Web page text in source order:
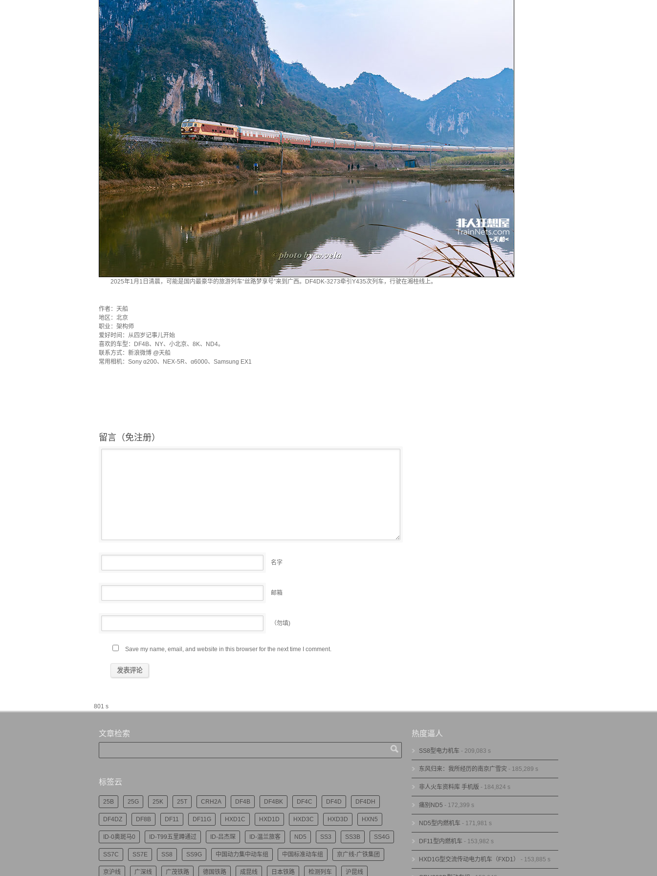
2025年1月1日清晨，可能是国内最豪华的旅游列车“丝路梦享号”来到广西。DF4DK-3273牵引Y435次列车，行驶在湘桂线上。
作者：天船
地区：北京
职业：架构师
爱好时间：从四岁记事儿开始
喜欢的车型：DF4B、NY、小北京、8K、ND4。
联系方式：新浪微博 @天船
常用相机：Sony α200、NEX-5R、α6000、Samsung EX1
留言（免注册）
名字
邮箱
（勿填)
Save my name, email, and website in this browser for the next time I comment.
801 s
文章检索
标签云
25B 25G 25K 25T CRH2A DF4B DF4BK DF4C DF4D DF4DH
DF4DZ DF8B DF11 DF11G HXD1C HXD1D HXD3C HXD3D HXN5
ID-0奥斑马0 ID-T99五里蹲通过 ID-吕杰琛 ID-温兰旅客 ND5 SS3 SS3B SS4G
SS7C SS7E SS8 SS9G 中国动力集中动车组 中国标准动车组 京广线-广铁集团
京沪线 广深线 广茂铁路 德国铁路 成昆线 日本铁路 检测列车 沪昆线
热度逼人
SS8型电力机车 - 209,083 s
东风归来：我所经历的南京广雪灾 - 185,289 s
非人火车资料库 手机版 - 184,824 s
痛别ND5 - 172,399 s
ND5型内燃机车 - 171,981 s
DF11型内燃机车 - 153,982 s
HXD1G型交流传动电力机车（FXD1） - 153,885 s